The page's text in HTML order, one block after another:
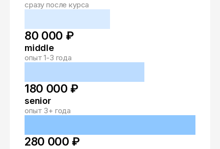
сразу после курса
80 000 ₽
middle
опыт 1-3 года
180 000 ₽
senior
опыт 3+ года
280 000 ₽